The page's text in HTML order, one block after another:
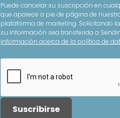
Puede cancelar su suscripción en
que aparece a pie de página de
plataforma de marketing. Solicitando
su información sea transferida a
información acerca de la política de
Suscribirse